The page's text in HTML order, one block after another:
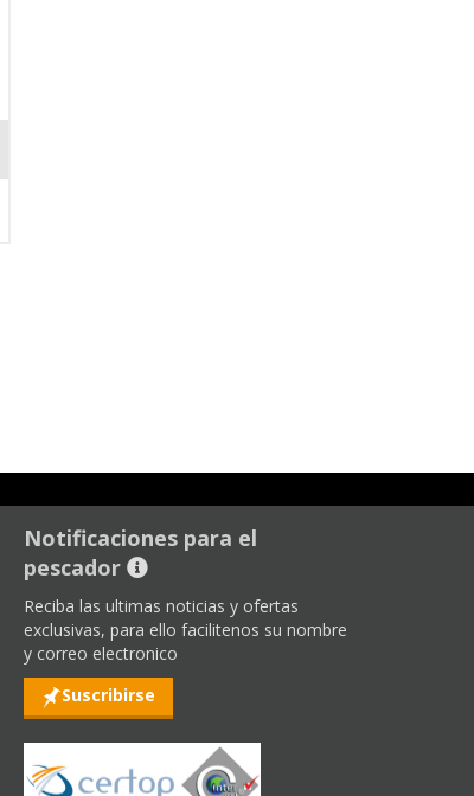
Notificaciones para el
pescador
Reciba las ultimas noticias y ofertas
exclusivas, para ello facilitenos su nombre
y correo electronico
Suscribirse